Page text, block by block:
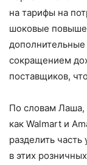
на тарифы на
шоковые
дополнительные
сокращением
поставщиков,
По словам Лаша,
как Walmart и
разделить часть
в этих